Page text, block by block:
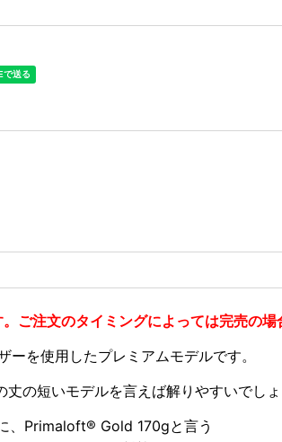
ご注文のタイミングによっては完売の場
ーを使用したプレミアムモデルです。
の短いモデルを言えば解りやすいでしょ
、Primaloft® Gold 170gと言う